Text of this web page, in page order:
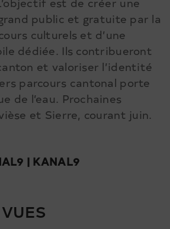
public et gratuite par la
culturels et d’une
dédiée. Ils contribueront
et valoriser l’identité
parcours cantonal porte
de l’eau. Prochaines
et Sierre, courant juin.
| KANAL9